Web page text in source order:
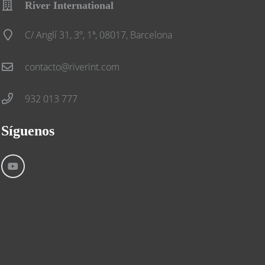
River International
C/ Anglí 31, 3º, 1ª, 08017, Barcelona
contacto@riverint.com
932 013 777
Síguenos